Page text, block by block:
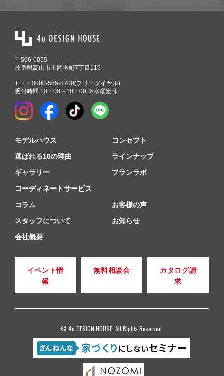
〒506-0055
岐阜県高山市上岡本町7丁目115
TEL： 0800-555-8700(フリーダイヤル)
受付時間 10：00～18：00 ※水曜定休
モデルハウス
コンセプト
選ばれる10の理由
ラインナップ
ギャラリー
プランラボ
コーディネートサービス
コラム
お客様の声
スタッフについて
お知らせ
会社概要
イベント情
報
無料相談会
カタログ請
求
© 4u DESIGN HOUSE. All Rights Reserved.